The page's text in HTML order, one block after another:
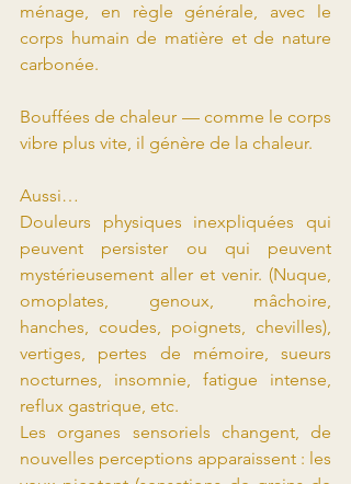
ménage, en règle générale, avec le
corps humain de matière et de nature
carbonée.
Bouffées de chaleur — comme le corps
vibre plus vite, il génère de la chaleur.
Aussi…
Douleurs physiques inexpliquées qui
peuvent persister ou qui peuvent
mystérieusement aller et venir. (Nuque,
omoplates, genoux, mâchoire,
hanches, coudes, poignets, chevilles),
vertiges, pertes de mémoire, sueurs
nocturnes, insomnie, fatigue intense,
reflux gastrique, etc.
Les organes sensoriels changent, de
nouvelles perceptions apparaissent : les